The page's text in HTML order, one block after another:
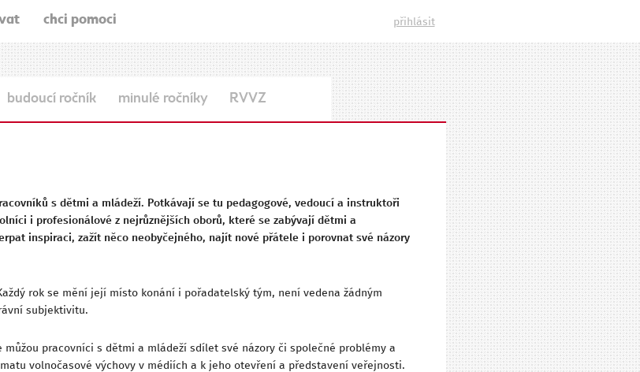
chci pomoci přihlásit
budoucí ročník minulé ročníky RVVZ
s dětmi a mládeží. Potkávají se tu pedagogové, vedoucí a instruktoři
i profesionálové z nejrůznějších oborů, které se zabývají dětmi a
inspiraci, zažít něco neobyčejného, najít nové přátele i porovnat své názory
rok se mění její místo konání i pořadatelský tým, není vedena žádným
subjektivitu.
pracovníci s dětmi a mládeží sdílet své názory či společné problémy a
volnočasové výchovy v médiích a k jeho otevření a představení veřejnosti.